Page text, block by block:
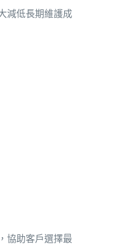
減低長期維護成
協助客戶選擇最